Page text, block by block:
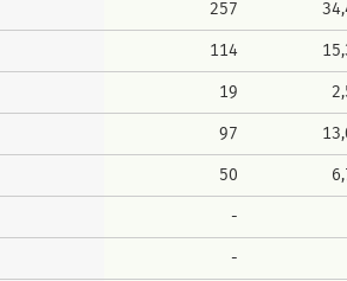
257
114
19
97
50
-
-